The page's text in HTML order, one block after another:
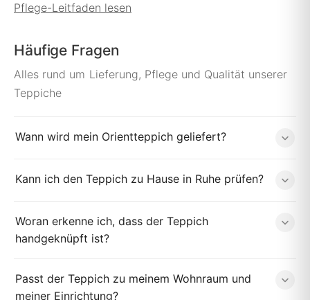
Pflege-Leitfaden lesen
Häufige Fragen
Alles rund um Lieferung, Pflege und Qualität unserer
Teppiche
Wann wird mein Orientteppich geliefert?
Kann ich den Teppich zu Hause in Ruhe prüfen?
Woran erkenne ich, dass der Teppich
handgeknüpft ist?
Passt der Teppich zu meinem Wohnraum und
meiner Einrichtung?